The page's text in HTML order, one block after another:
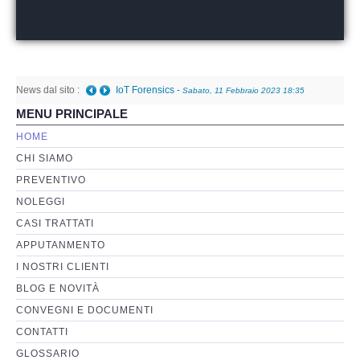
Perzia su Software/Programmi
Perizia Fonica e Trascrizioni
Perizia su Social Network
Perizia Web Reputation
Perizia Host e Mainframe
Perizia Contratti ICT
Perizia Disp. Elettronici
News dal sito : IoT Forensics - Sabato, 11 Febbraio 2023 18:35
MENU PRINCIPALE
HOME
CHI SIAMO
PREVENTIVO
NOLEGGI
CASI TRATTATI
APPUTANMENTO
I NOSTRI CLIENTI
BLOG E NOVITÀ
CONVEGNI E DOCUMENTI
CONTATTI
GLOSSARIO